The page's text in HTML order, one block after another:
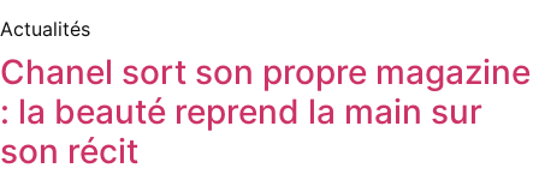
Actualités
Chanel sort son propre magazine
: la beauté reprend la main sur
son récit